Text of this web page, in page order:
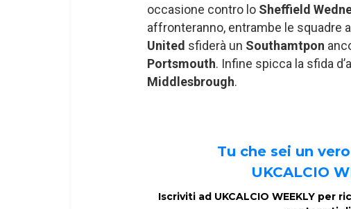
occasione contro lo Sheffield
affronteranno, entrambe le squadre
United sfiderà un Southamtpon
Portsmouth. Infine spicca la sfida
Middlesbrough.
Tu che sei un
UKCALCIO
Iscriviti ad UKCALCIO WEEKLY per